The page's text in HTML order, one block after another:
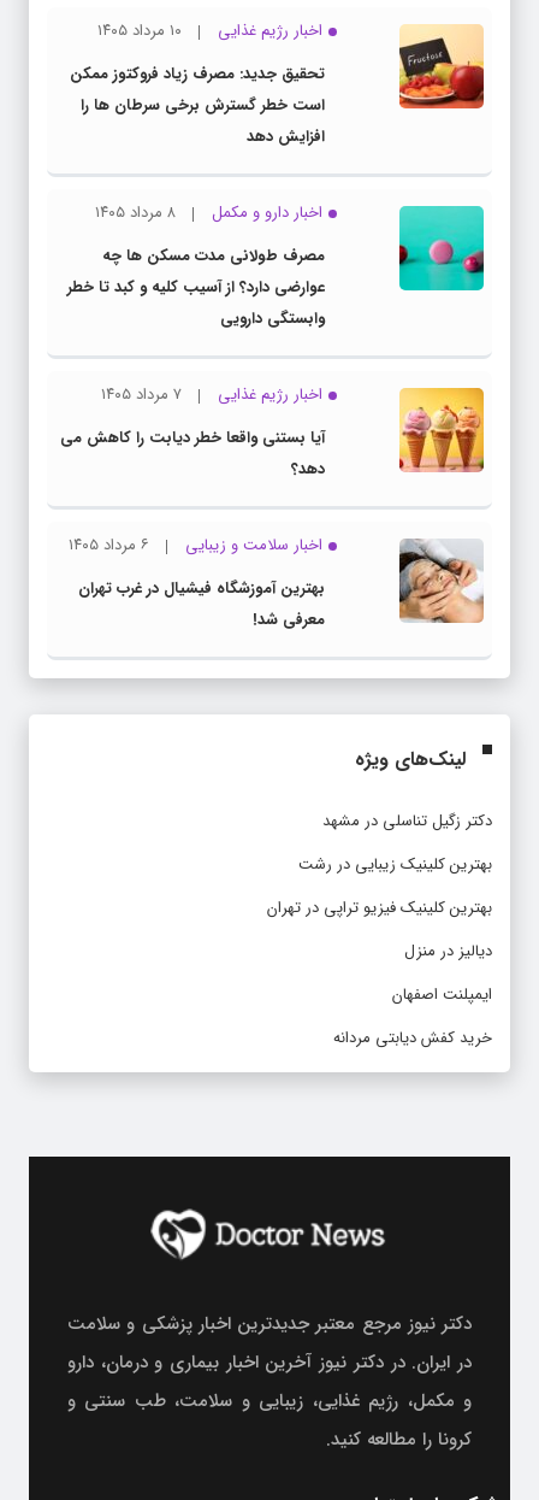
اخبار رژیم غذایی
۱۰ مرداد ۱۴۰۵
تحقیق جدید: مصرف زیاد فروکتوز ممکن
است خطر گسترش برخی سرطان ها را
افزایش دهد
اخبار دارو و مکمل
۸ مرداد ۱۴۰۵
مصرف طولانی مدت مسکن ها چه
عوارضی دارد؟ از آسیب کلیه و کبد تا خطر
وابستگی دارویی
اخبار رژیم غذایی
۷ مرداد ۱۴۰۵
آیا بستنی واقعا خطر دیابت را کاهش می
دهد؟
اخبار سلامت و زیبایی
۶ مرداد ۱۴۰۵
بهترین آموزشگاه فیشیال در غرب تهران
معرفی شد!
لینک‌های ویژه
دکتر زگیل تناسلی در مشهد
بهترین کلینیک زیبایی در رشت
بهترین کلینیک فیزیو تراپی در تهران
دیالیز در منزل
ایمپلنت اصفهان
خرید کفش دیابتی مردانه
دکتر نیوز مرجع معتبر جدیدترین اخبار پزشکی و سلامت
در ایران. در دکتر نیوز آخرین اخبار بیماری و درمان، دارو
و مکمل، رژیم غذایی، زیبایی و سلامت، طب سنتی و
کرونا را مطالعه کنید.